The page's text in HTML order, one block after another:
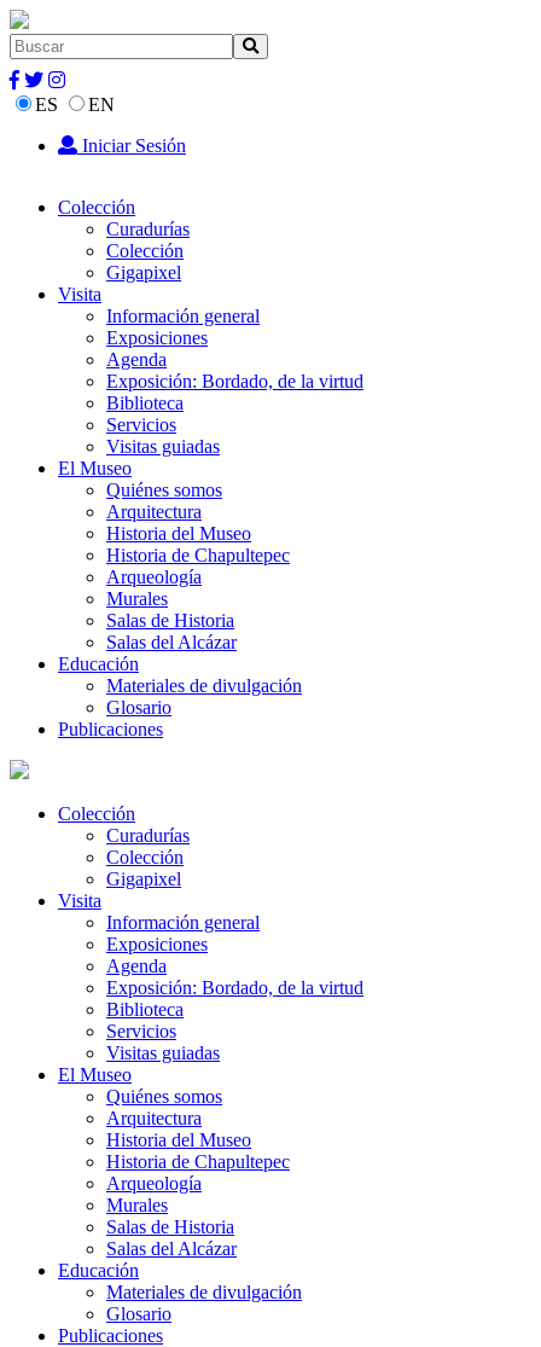
ES
EN
Iniciar Sesión
Colección
Curadurías
Colección
Gigapixel
Visita
Información general
Exposiciones
Agenda
Exposición: Bordado, de la virtud
Biblioteca
Servicios
Visitas guiadas
El Museo
Quiénes somos
Arquitectura
Historia del Museo
Historia de Chapultepec
Arqueología
Murales
Salas de Historia
Salas del Alcázar
Educación
Materiales de divulgación
Glosario
Publicaciones
Colección
Curadurías
Colección
Gigapixel
Visita
Información general
Exposiciones
Agenda
Exposición: Bordado, de la virtud
Biblioteca
Servicios
Visitas guiadas
El Museo
Quiénes somos
Arquitectura
Historia del Museo
Historia de Chapultepec
Arqueología
Murales
Salas de Historia
Salas del Alcázar
Educación
Materiales de divulgación
Glosario
Publicaciones